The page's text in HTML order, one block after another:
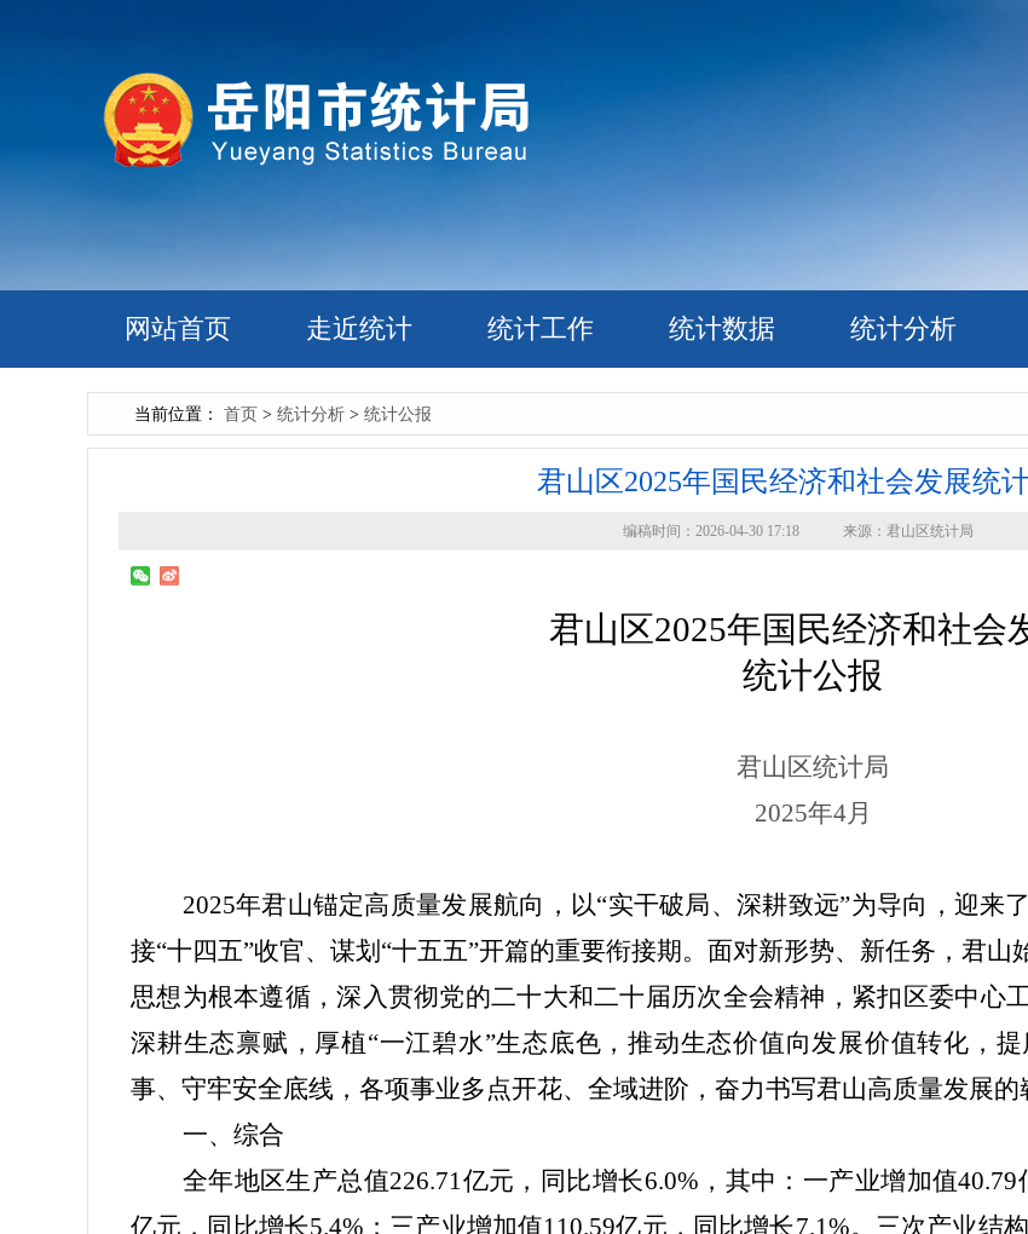
网站首页 走近统计 统计工作 统计数据 统计分析
当前位置： 首页 > 统计分析 > 统计公报
君山区2025年国民经济和社会发展统
编稿时间：2026-04-30 17:18 来源：君山区统计局
君山区2025年国民经济和社会
统计公报
君山区统计局
2025年4月
2025年君山锚定高质量发展航向，以“实干破局、深耕致远”为导向，迎来
接“十四五”收官、谋划“十五五”开篇的重要衔接期。面对新形势、新任务，君
思想为根本遵循，深入贯彻党的二十大和二十届历次全会精神，紧扣区委中心
深耕生态禀赋，厚植“一江碧水”生态底色，推动生态价值向发展价值转化，
事、守牢安全底线，各项事业多点开花、全域进阶，奋力书写君山高质量发展的
一、综合
全年地区生产总值226.71亿元，同比增长6.0% ，其中：一产业增加值40.79
亿元，同比增长5.4% ；三产业增加值110.59亿元，同比增长7.1%。三次产业结